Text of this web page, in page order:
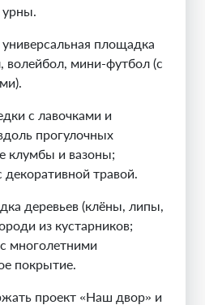
урны.
универсальная площадка
волейбол, мини-футбол (с
с лавочками и
прогулочных
клумбы и вазоны;
травой.
деревьев (клёны, липы,
из кустарников;
многолетними
покрытие.
проект «Наш двор» и